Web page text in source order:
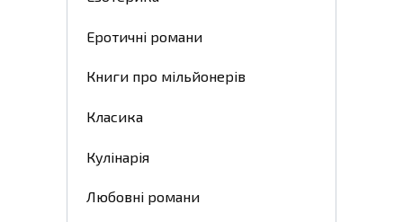
Еротичні романи
Книги про мільйонерів
Класика
Кулінарія
Любовні романи